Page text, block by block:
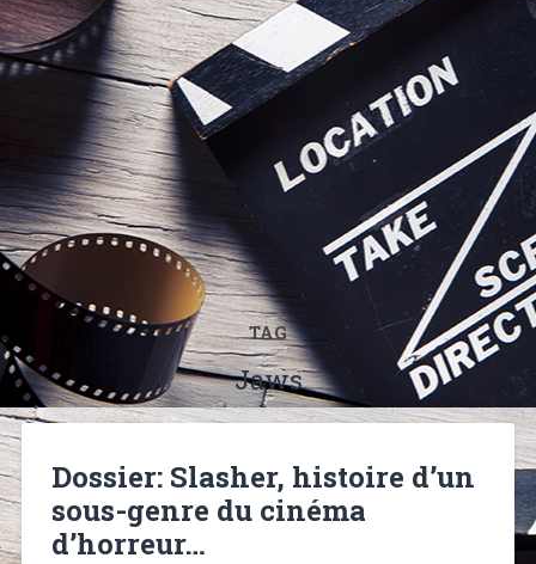
TAG
Jaws
Dossier: Slasher, histoire d’un
sous-genre du cinéma
d’horreur…